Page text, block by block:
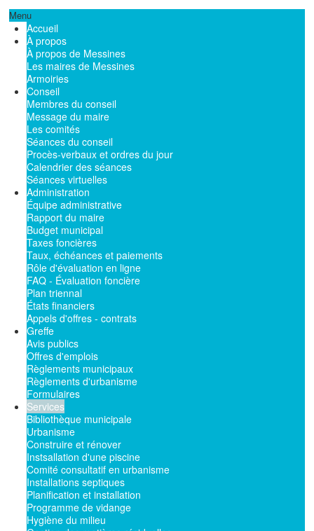
Menu
Accueil
À propos
À propos de Messines
Les maires de Messines
Armoiries
Conseil
Membres du conseil
Message du maire
Les comités
Séances du conseil
Procès-verbaux et ordres du jour
Calendrier des séances
Séances virtuelles
Administration
Équipe administrative
Rapport du maire
Budget municipal
Taxes foncières
Taux, échéances et paiements
Rôle d'évaluation en ligne
FAQ - Évaluation foncière
Plan triennal
États financiers
Appels d'offres - contrats
Greffe
Avis publics
Offres d'emplois
Règlements municipaux
Règlements d'urbanisme
Formulaires
Services
Bibliothèque municipale
Urbanisme
Construire et rénover
Instsallation d'une piscine
Comité consultatif en urbanisme
Installations septiques
Planification et installation
Programme de vidange
Hygiène du milieu